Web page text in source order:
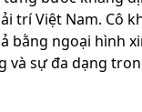
trí Việt Nam. Cô
bằng ngoại hình
và sự đa dạng